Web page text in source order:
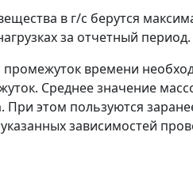
в г/с берутся
за отчетный период.
времени
Среднее значение
этом пользуются
зависимостей